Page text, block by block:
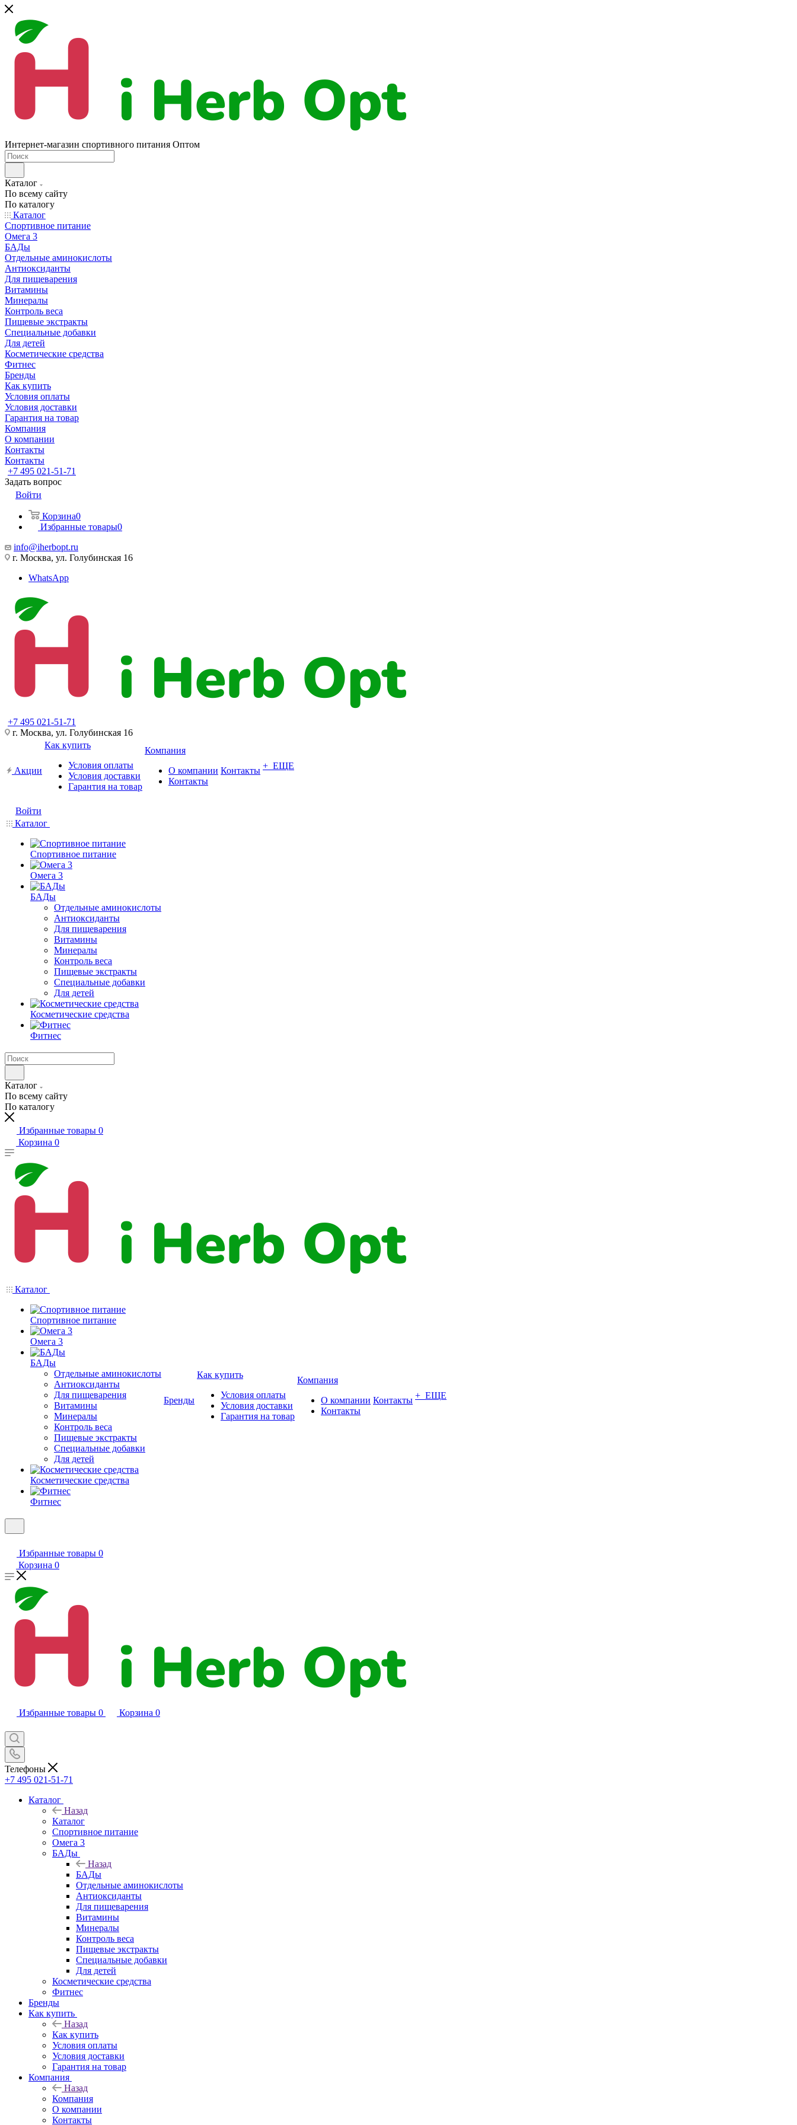
Интернет-магазин спортивного питания Оптом
Каталог
По всему сайту
По каталогу
Каталог
Спортивное питание
Омега 3
БАДы
Отдельные аминокислоты
Антиоксиданты
Для пищеварения
Витамины
Минералы
Контроль веса
Пищевые экстракты
Специальные добавки
Для детей
Косметические средства
Фитнес
Бренды
Как купить
Условия оплаты
Условия доставки
Гарантия на товар
Компания
О компании
Контакты
Контакты
+7 495 021-51-71
Задать вопрос
Войти
Корзина0
Избранные товары0
info@iherbopt.ru
г. Москва, ул. Голубинская 16
WhatsApp
+7 495 021-51-71
г. Москва, ул. Голубинская 16
Акции
Как купить
Условия оплаты
Условия доставки
Гарантия на товар
Компания
О компании
Контакты
Контакты + ЕЩЕ
Войти
Каталог
Спортивное питание
Омега 3
БАДы
Отдельные аминокислоты
Антиоксиданты
Для пищеварения
Витамины
Минералы
Контроль веса
Пищевые экстракты
Специальные добавки
Для детей
Косметические средства
Фитнес
Каталог
По всему сайту
По каталогу
Избранные товары 0
Корзина 0
Каталог
Спортивное питание
Омега 3
БАДы
Отдельные аминокислоты
Антиоксиданты
Для пищеварения
Витамины
Минералы
Контроль веса
Пищевые экстракты
Специальные добавки
Для детей
Косметические средства
Фитнес
Бренды
Как купить
Условия оплаты
Условия доставки
Гарантия на товар
Компания
О компании
Контакты
Контакты + ЕЩЕ
Избранные товары 0
Корзина 0
Избранные товары 0 Корзина 0
Телефоны
+7 495 021-51-71
Каталог
Назад
Каталог
Спортивное питание
Омега 3
БАДы
Назад
БАДы
Отдельные аминокислоты
Антиоксиданты
Для пищеварения
Витамины
Минералы
Контроль веса
Пищевые экстракты
Специальные добавки
Для детей
Косметические средства
Фитнес
Бренды
Как купить
Назад
Как купить
Условия оплаты
Условия доставки
Гарантия на товар
Компания
Назад
Компания
О компании
Контакты